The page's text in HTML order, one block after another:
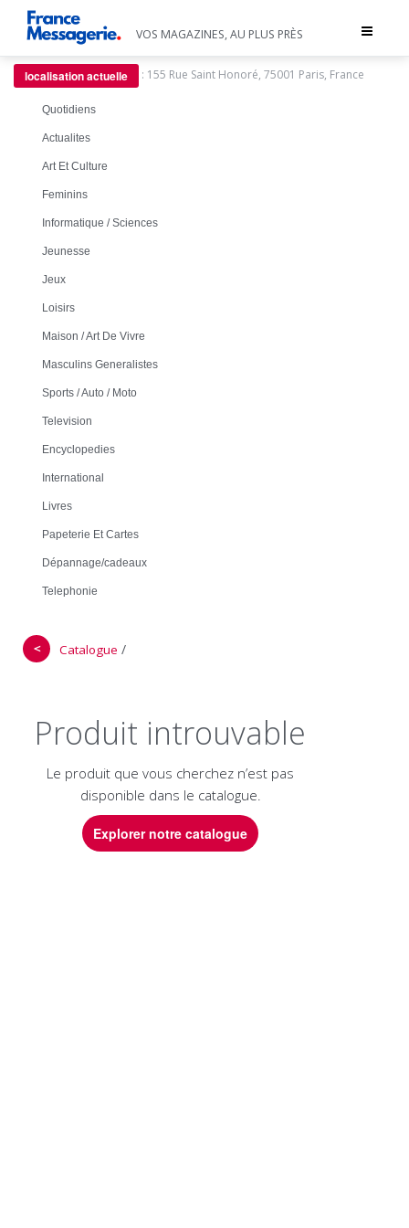
Toggle
VOS MAGAZINES, AU PLUS PRÈS
localisation actuelle : 155 Rue Saint Honoré, 75001 Paris, France
Quotidiens
Actualites
Art Et Culture
Feminins
Informatique / Sciences
Jeunesse
Jeux
Loisirs
Maison / Art De Vivre
Masculins Generalistes
Sports / Auto / Moto
Television
Encyclopedies
International
Livres
Papeterie Et Cartes
Dépannage/cadeaux
Telephonie
＜ Catalogue /
Produit introuvable
Le produit que vous cherchez n’est pas
disponible dans le catalogue.
Explorer notre catalogue